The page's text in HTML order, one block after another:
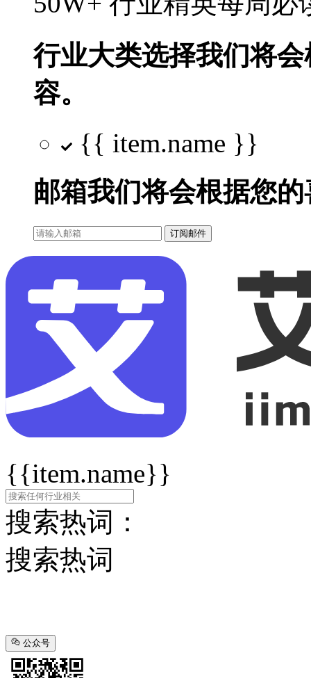
行业大类选择我们将
容。
{{ item.name }}
邮箱我们将会根据您
订阅邮件
{{item.name}}
搜索热词：
搜索热词
公众号